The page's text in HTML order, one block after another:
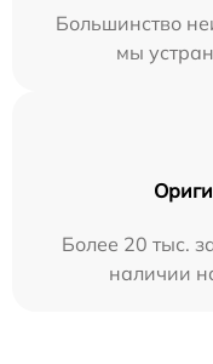
Большинство
мы
Более 20 тыс.
наличии